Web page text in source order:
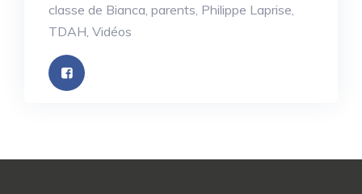
classe de Bianca parents Philippe Laprise
TDAH Vidéos